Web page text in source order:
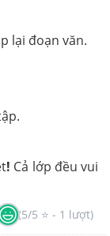
lại đoạn văn.
! Cả lớp đều vui
(5/5 ⭐ - 1 lượt)